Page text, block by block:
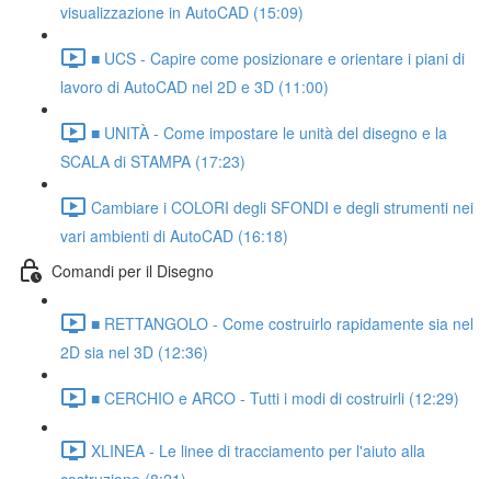
visualizzazione in AutoCAD (15:09)
■ UCS - Capire come posizionare e orientare i piani di
lavoro di AutoCAD nel 2D e 3D (11:00)
■ UNITÀ - Come impostare le unità del disegno e la
SCALA di STAMPA (17:23)
Cambiare i COLORI degli SFONDI e degli strumenti nei
vari ambienti di AutoCAD (16:18)
Comandi per il Disegno
■ RETTANGOLO - Come costruirlo rapidamente sia nel
2D sia nel 3D (12:36)
■ CERCHIO e ARCO - Tutti i modi di costruirli (12:29)
XLINEA - Le linee di tracciamento per l'aiuto alla